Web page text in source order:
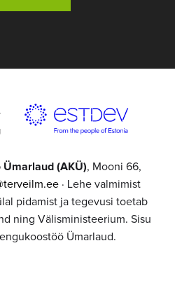
Ümarlaud (AKÜ), Mooni 66,
· Lehe valmimist
pidamist ja tegevusi toetab
ning Välisministeerium. Sisu
Ümarlaud.